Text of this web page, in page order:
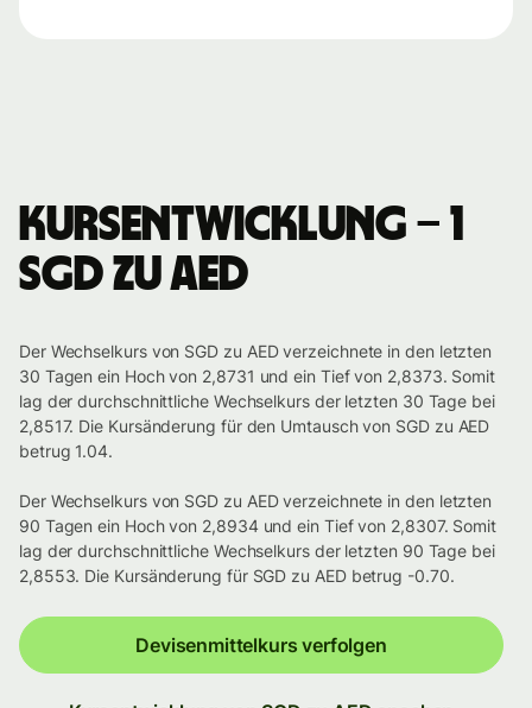
Kursentwicklung – 1
SGD zu AED
Der Wechselkurs von SGD zu AED verzeichnete in den letzten
30 Tagen ein Hoch von 2,8731 und ein Tief von 2,8373. Somit
lag der durchschnittliche Wechselkurs der letzten 30 Tage bei
2,8517. Die Kursänderung für den Umtausch von SGD zu AED
betrug 1.04.
Der Wechselkurs von SGD zu AED verzeichnete in den letzten
90 Tagen ein Hoch von 2,8934 und ein Tief von 2,8307. Somit
lag der durchschnittliche Wechselkurs der letzten 90 Tage bei
2,8553. Die Kursänderung für SGD zu AED betrug -0.70.
Devisenmittelkurs verfolgen